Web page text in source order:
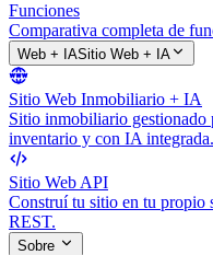
Funciones
Comparativa completa de
Web + IASitio Web + IA
Sitio Web Inmobiliario + IA
Sitio inmobiliario gestionado
inventario y con IA integrada.
Sitio Web API
Construí tu sitio en tu propio
REST.
Sobre